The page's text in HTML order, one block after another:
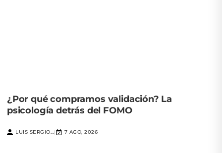
¿Por qué compramos validación? La
psicología detrás del FOMO
LUIS SERGIO...| 7 AGO, 2026